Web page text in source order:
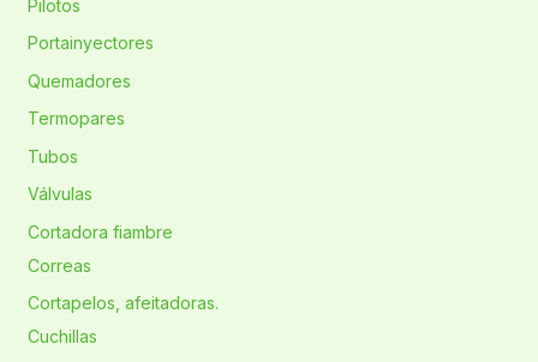
Pilotos
Portainyectores
Quemadores
Termopares
Tubos
Válvulas
Cortadora fiambre
Correas
Cortapelos, afeitadoras.
Cuchillas